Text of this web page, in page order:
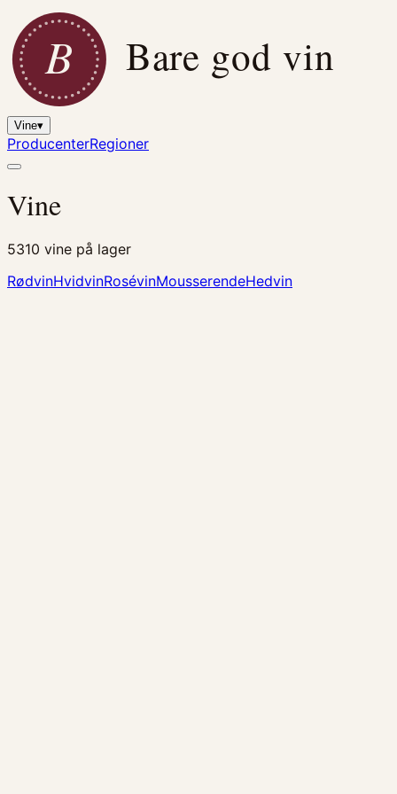
B Bare god vin
Vine▾
ProducenterRegioner
Vine
5310 vine på lager
RødvinHvidvinRosévinMousserendeHedvin